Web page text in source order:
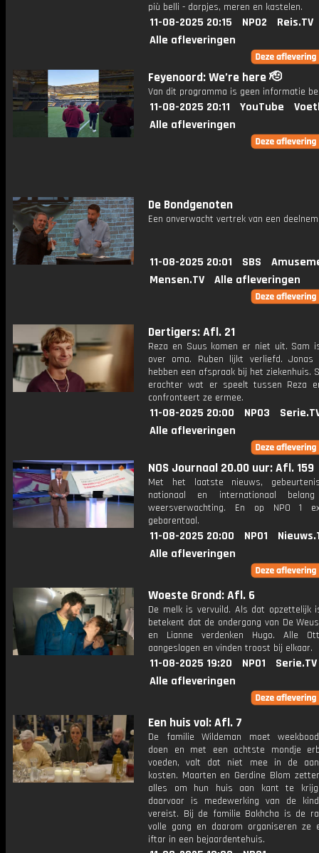
più belli - dorpjes, meren en kastelen.
11-08-2025 20:15 NPO2
Reis.TV
Alle afleveringen
Feyenoord: We’re here 🫡
Van dit programma is geen informatie
11-08-2025 20:11 YouTube
Alle afleveringen
De Bondgenoten
Een onverwacht vertrek van een
11-08-2025 20:01 SBS
Mensen.TV
Alle afleveringen
Dertigers: Afl. 21
Reza en Suus komen er niet uit. Sam
over oma. Ruben lijkt verliefd. Jonas
hebben een afspraak bij het ziekenhuis.
erachter wat er speelt tussen Reza
confronteert ze ermee.
11-08-2025 20:00 NPO3
Alle afleveringen
NOS Journaal 20.00 uur: Afl. 159
Met het laatste nieuws,
nationaal en internationaal
weersverwachting. En op NPO 1
gebarentaal.
11-08-2025 20:00 NPO1
Alle afleveringen
Woeste Grond: Afl. 6
De melk is vervuild. Als dat opzettelijk
betekent dat de ondergang van De
en Lianne verdenken Hugo. Alle
aangeslagen en vinden troost bij elkaar.
11-08-2025 19:20 NPO1
Serie.TV
Alle afleveringen
Een huis vol: Afl. 7
De familie Wildeman moet
doen en met een achtste mondje
voeden, valt dat niet mee in de
kosten. Maarten en Gerdine Blom
alles om hun huis aan kant te
daarvoor is medewerking van de
vereist. Bij de familie Bakhcha is de
volle gang en daarom organiseren ze
iftar in een bejaardentehuis.